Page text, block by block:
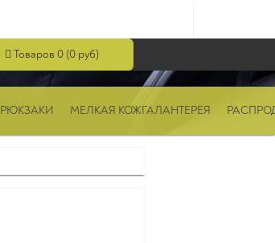
Товаров 0 (0 руб)
РЮКЗАКИ МЕЛКАЯ КОЖГАЛАНТЕРЕЯ